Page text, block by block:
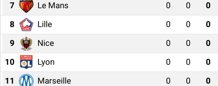
7
Le Mans 0 0
0
8
Lille 0 0
0
9
Nice 0 0
0
10
Lyon 0 0
0
11
Marseille 0 0
0